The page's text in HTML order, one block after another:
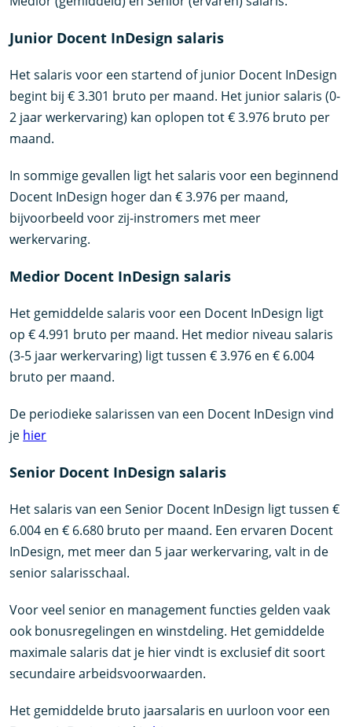
Junior Docent InDesign salaris
Het salaris voor een startend of junior Docent InDesign
begint bij € 3.301 bruto per maand. Het junior salaris (0-
2 jaar werkervaring) kan oplopen tot € 3.976 bruto per
maand.
In sommige gevallen ligt het salaris voor een beginnend
Docent InDesign hoger dan € 3.976 per maand,
bijvoorbeeld voor zij-instromers met meer
werkervaring.
Medior Docent InDesign salaris
Het gemiddelde salaris voor een Docent InDesign ligt
op € 4.991 bruto per maand. Het medior niveau salaris
(3-5 jaar werkervaring) ligt tussen € 3.976 en € 6.004
bruto per maand.
De periodieke salarissen van een Docent InDesign vind
je hier
Senior Docent InDesign salaris
Het salaris van een Senior Docent InDesign ligt tussen €
6.004 en € 6.680 bruto per maand. Een ervaren Docent
InDesign, met meer dan 5 jaar werkervaring, valt in de
senior salarisschaal.
Voor veel senior en management functies gelden vaak
ook bonusregelingen en winstdeling. Het gemiddelde
maximale salaris dat je hier vindt is exclusief dit soort
secundaire arbeidsvoorwaarden.
Het gemiddelde bruto jaarsalaris en uurloon voor een